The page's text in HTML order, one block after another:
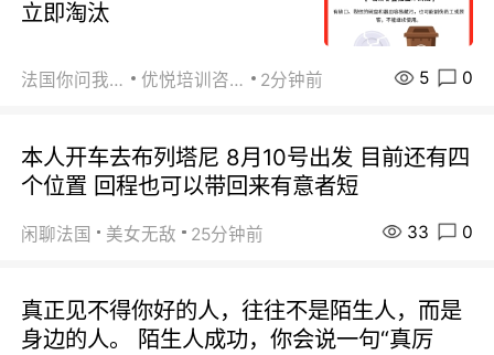
立即淘汰
法国你问我答 优悦培训咨询 2分钟前 5 0
本人开车去布列塔尼 8月10号出发 目前还有四
个位置 回程也可以带回来有意者短
闲聊法国 美女无敌 25分钟前 33 0
真正见不得你好的人，往往不是陌生人，而是
身边的人。 陌生人成功，你会说一句“真厉